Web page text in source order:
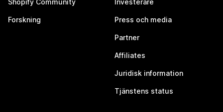
Shopify Community
Forskning
Investerare
Press och media
Partner
Affiliates
Juridisk information
Tjänstens status